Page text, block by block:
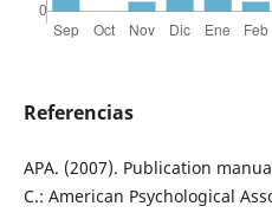
Referencias
APA. (2007). Publication
C.: American Psychological